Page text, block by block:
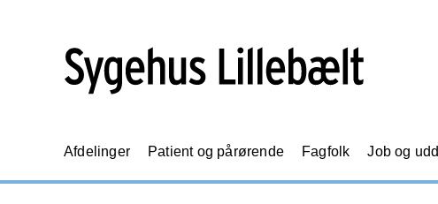
Afdelinger Patient og pårørende Fagfolk Job og